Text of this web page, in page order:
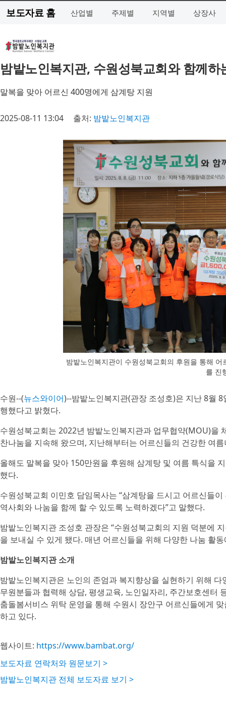
보도자료 홈 산업별 주제별 지역별 상장사
밤밭노인복지관, 수원성북교회와 함께하
말복을 맞아 어르신 400명에게 삼계탕 지원
2025-08-11 13:04 출처: 밤밭노인복지관
밤밭노인복지관이 수원성북교회의 후원을 통해 어
를 진
수원--(뉴스와이어)--밤밭노인복지관(관장 조성호)은 지난 8월
행했다고 밝혔다.
수원성북교회는 2022년 밤밭노인복지관과 업무협약(MOU)을
찬나눔을 지속해 왔으며, 지난해부터는 어르신들의 건강한 여
올해도 말복을 맞아 150만원을 후원해 삼계탕 및 여름 특식을
했다.
수원성북교회 이민호 담임목사는 “삼계탕을 드시고 어르신들
역사회와 나눔을 함께 할 수 있도록 노력하겠다”고 말했다.
밤밭노인복지관 조성호 관장은 “수원성북교회의 지원 덕분에
을 보내실 수 있게 됐다. 매년 어르신들을 위해 다양한 나눔 활
밤밭노인복지관 소개
밤밭노인복지관은 노인의 존엄과 복지향상을 실현하기 위해
무원분들과 협력해 상담, 평생교육, 노인일자리, 주간보호센터
춤돌봄서비스 위탁 운영을 통해 수원시 장안구 어르신들에게
하고 있다.
웹사이트: https://www.bambat.org/
보도자료 연락처와 원문보기 >
밤밭노인복지관 전체 보도자료 보기 >